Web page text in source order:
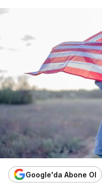
Google'da Abone Ol